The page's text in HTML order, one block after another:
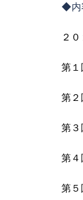
◆内
２
第１
第
第
第
第